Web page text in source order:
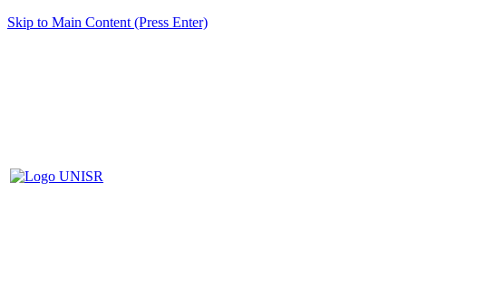
Skip to Main Content (Press Enter)